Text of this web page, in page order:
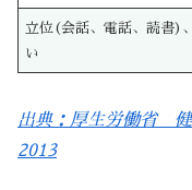
立位(会話、電話、読書)
い
出典：厚生労働省
2013